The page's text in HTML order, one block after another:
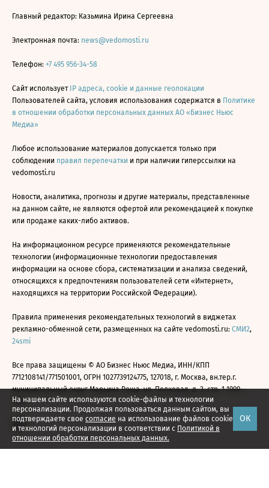
На нашем сайте используются cookie-файлы и технологии
персонализации. Продолжая пользоваться данным сайтом, вы
подтверждаете свое согласие на использование файлов cookie
и технологий персонализации в соответствии с Политикой в
отношении обработки персональных данных.
ОК
Главный редактор: Казьмина Ирина Сергеевна
Электронная почта: news@vedomosti.ru
Телефон: +7 495 956-34-58
Сайт использует IP адреса, cookie и данные геолокации
Пользователей сайта, условия использования содержатся в Политике
в отношении обработки персональных данных АО «Бизнес Ньюс
Медиа»
Любое использование материалов допускается только при
соблюдении правил перепечатки и при наличии гиперссылки на
vedomosti.ru
Новости, аналитика, прогнозы и другие материалы, представленные
на данном сайте, не являются офертой или рекомендацией к покупке
или продаже каких-либо активов.
На информационном ресурсе применяются рекомендательные
технологии (информационные технологии предоставления
информации на основе сбора, систематизации и анализа сведений,
относящихся к предпочтениям пользователей сети «Интернет»,
находящихся на территории Российской Федерации).
Правила применения рекомендательных технологий в виджетах
рекламно-обменной сети, размещенных на сайте vedomosti.ru: СМИ2,
24smi
Все права защищены © АО Бизнес Ньюс Медиа, ИНН/КПП
7712108141/771501001, ОГРН 1027739124775, 127018, г. Москва, вн.тер.г.
муниципальный округ Марьина Роща, ул. Полковая, д. 3, стр. 1 1999—
2026